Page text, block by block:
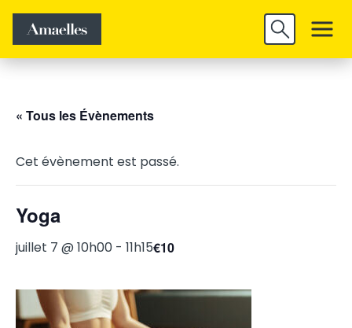
Découvrir
« Tous les Évènements
Cet évènement est passé.
Yoga
juillet 7 @ 10h00 - 11h15€10